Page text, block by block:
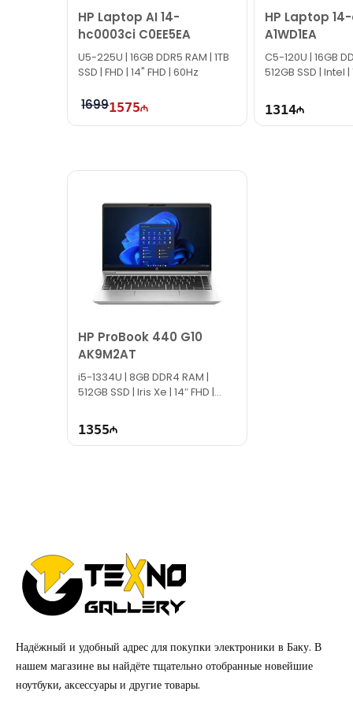
HP Laptop AI 14-
hc0003ci C0EE5EA
U5-225U | 16GB DDR5 RAM | 1TB
SSD | FHD | 14" FHD | 60Hz
16991575
HP Laptop
A1WD1EA
C5-120U | 16GB
512GB SSD | Intel
1314
HP ProBook 440 G10
AK9M2AT
i5-1334U | 8GB DDR4 RAM |
512GB SSD | Iris Xe | 14″ FHD |
1355
Надёжный и удобный адрес для покупки электроники в Баку. В
нашем магазине вы найдёте тщательно отобранные новейшие
ноутбуки, аксессуары и другие товары.